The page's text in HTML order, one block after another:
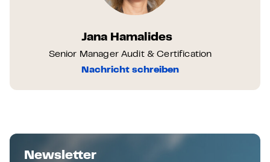
Jana Hamalides
Senior Manager Audit & Certification
Nachricht schreiben
Newsletter